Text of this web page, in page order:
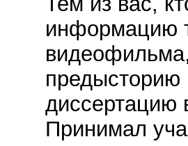
информацию
диссертацию
Принимал